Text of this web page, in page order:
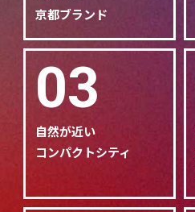
京都ブランド
03
自然が近い
コンパクトシティ